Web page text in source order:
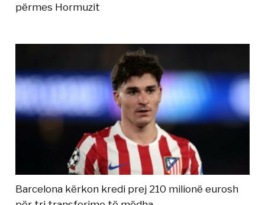
përmes Hormuzit
Barcelona kërkon kredi prej 210 milionë eurosh